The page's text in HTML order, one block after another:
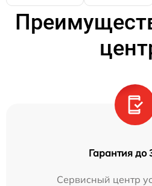
Гарантия до
Сервисный центр